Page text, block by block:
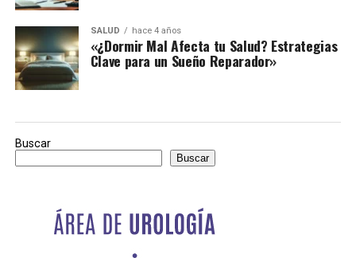
SALUD hace 4 años
«¿Dormir Mal Afecta tu Salud? Estrategias
Clave para un Sueño Reparador»
Buscar
Buscar